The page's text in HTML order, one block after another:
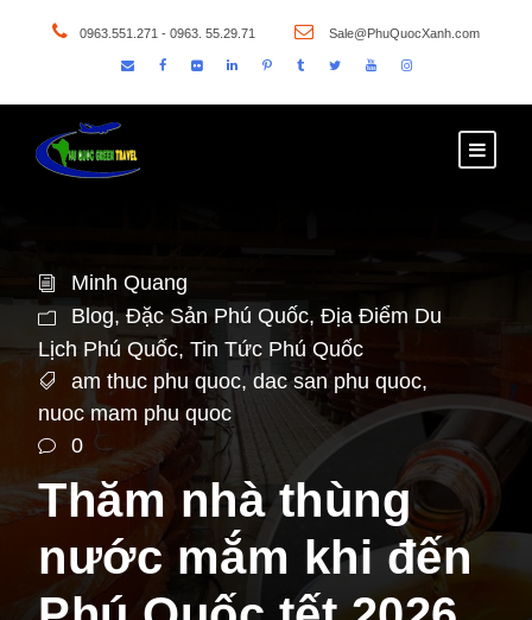
0963.551.271 - 0963. 55.29.71 Sale@PhuQuocXanh.com
Minh Quang
Blog, Đặc Sản Phú Quốc, Địa Điểm Du
Lịch Phú Quốc, Tin Tức Phú Quốc
am thuc phu quoc, dac san phu quoc,
nuoc mam phu quoc
0
Thăm nhà thùng
nước mắm khi đến